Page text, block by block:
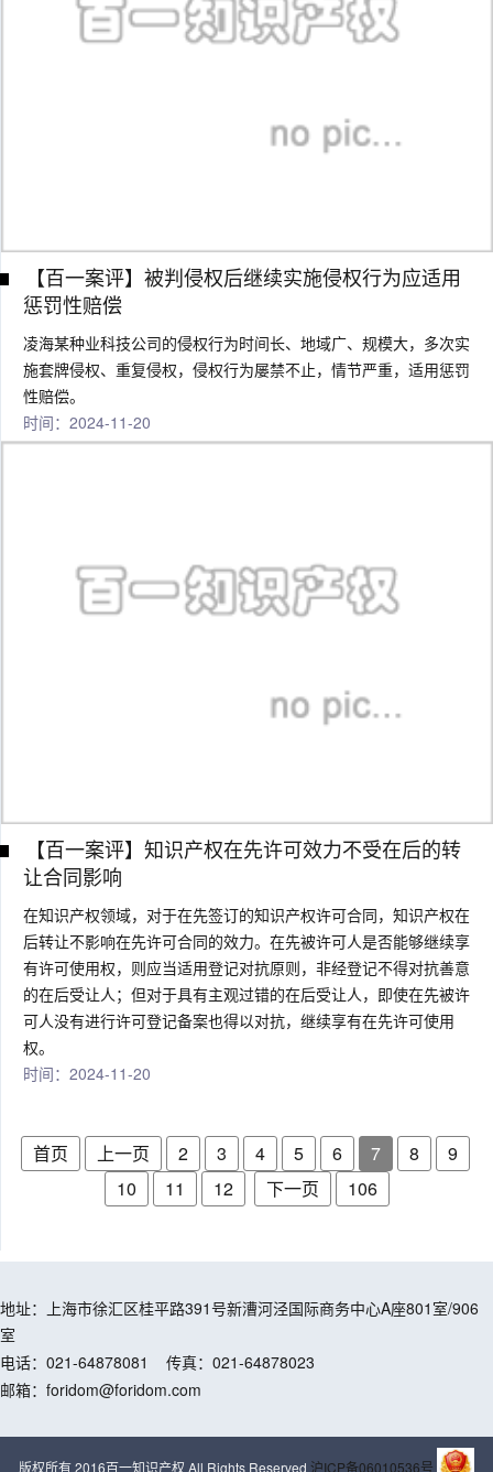
【百一案评】被判侵权后继续实施侵权行为应适用
惩罚性赔偿
凌海某种业科技公司的侵权行为时间长、地域广、规模大，多次实
施套牌侵权、重复侵权，侵权行为屡禁不止，情节严重，适用惩罚
性赔偿。
时间：2024-11-20
【百一案评】知识产权在先许可效力不受在后的转
让合同影响
在知识产权领域，对于在先签订的知识产权许可合同，知识产权在
后转让不影响在先许可合同的效力。在先被许可人是否能够继续享
有许可使用权，则应当适用登记对抗原则，非经登记不得对抗善意
的在后受让人；但对于具有主观过错的在后受让人，即使在先被许
可人没有进行许可登记备案也得以对抗，继续享有在先许可使用
权。
时间：2024-11-20
首页 上一页 2 3 4 5 6 7 8
9
10
11 12 下一页 106
地址：上海市徐汇区桂平路391号新漕河泾国际商务中心A座801室/906
室
电话：021-64878081
传真：021-64878023
邮箱：foridom@foridom.com
版权所有 2016百一知识产权 All Rights Reserved 沪ICP备06010536号